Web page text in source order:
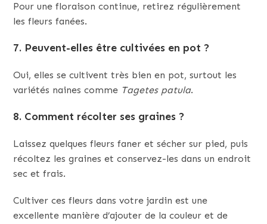
Pour une floraison continue, retirez régulièrement
les fleurs fanées.
7. Peuvent-elles être cultivées en pot ?
Oui, elles se cultivent très bien en pot, surtout les
variétés naines comme Tagetes patula.
8. Comment récolter ses graines ?
Laissez quelques fleurs faner et sécher sur pied, puis
récoltez les graines et conservez-les dans un endroit
sec et frais.
Cultiver ces fleurs dans votre jardin est une
excellente manière d’ajouter de la couleur et de